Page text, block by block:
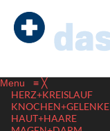
Menu ≡ ╳
HERZ+KREISLAUF
KNOCHEN+GELENKE
HAUT+HAARE